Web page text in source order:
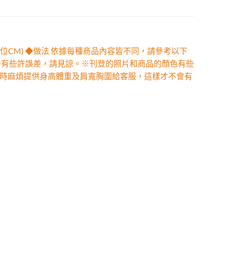
CM) ◆做法 依據每種商品內容皆不同，請參考以下
些許誤差，請見諒。※刊登的照片和商品的顏色有些
煩提供身高體重及肩寬胸圍給客服，這樣才不會有